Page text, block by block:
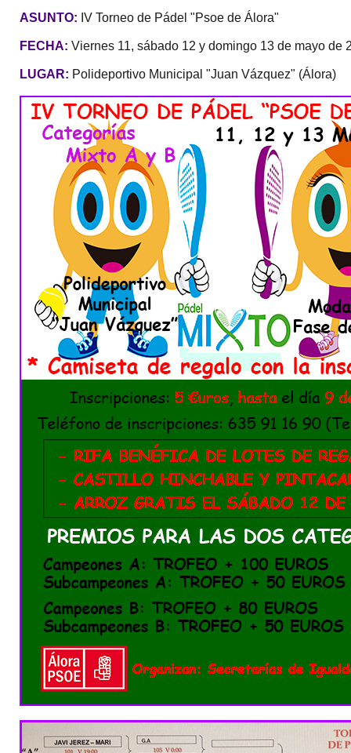
ASUNTO: IV Torneo de Pádel "Psoe de Álora"
FECHA: Viernes 11, sábado 12 y domingo 13 de mayo de
LUGAR: Polideportivo Municipal "Juan Vázquez" (Álora)